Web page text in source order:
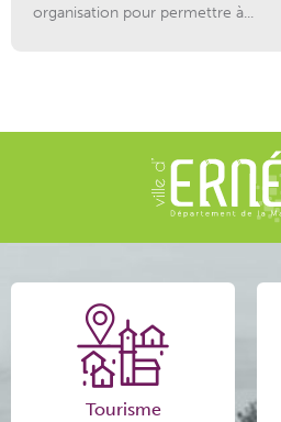
organisation pour permettre à...
Tourisme